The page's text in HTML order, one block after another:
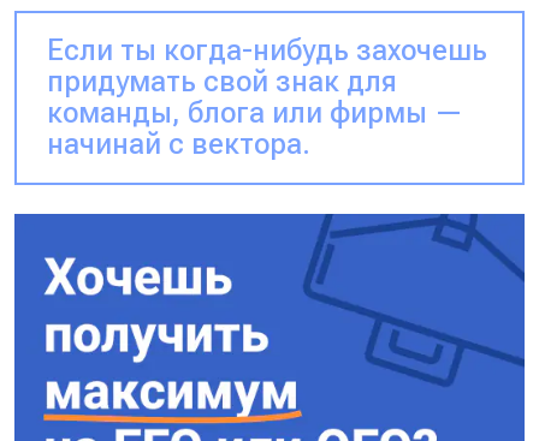
Если ты когда-нибудь захочешь
придумать свой знак для
команды, блога или фирмы —
начинай с вектора.